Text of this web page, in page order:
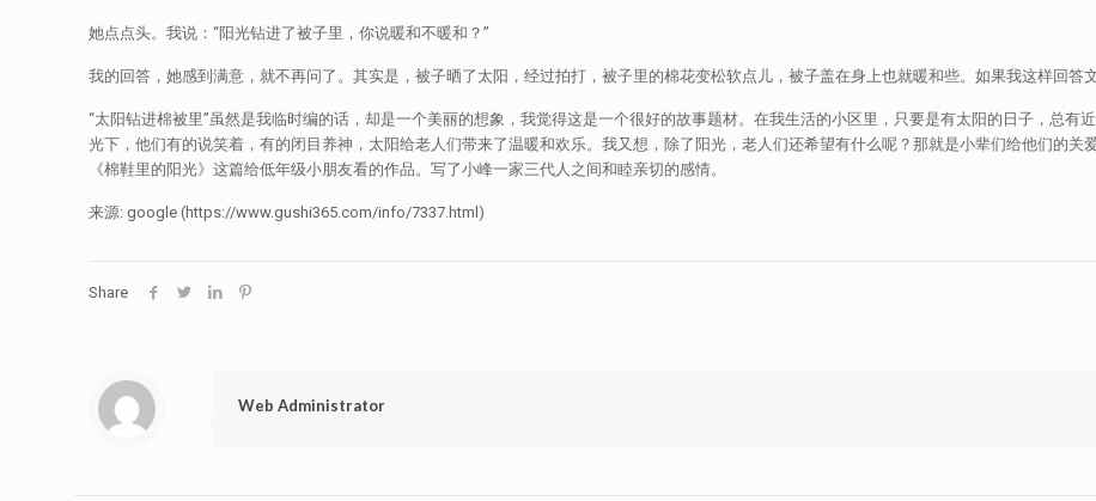
她点点头。我说：“阳光钻进了被子里，你说暖和不暖和？”
我的回答，她感到满意，就不再问了。其实是，被子晒了太阳，经过拍打，被子里的棉花变松软点儿，被子盖在身上也就暖和些。如果我这样回答
“太阳钻进棉被里”虽然是我临时编的话，却是一个美丽的想象，我觉得这是一个很好的故事题材。在我生活的小区里，只要是有太阳的日子，总有
光下，他们有的说笑着，有的闭目养神，太阳给老人们带来了温暖和欢乐。我又想，除了阳光，老人们还希望有什么呢？那就是小辈们给他们的关
《棉鞋里的阳光》这篇给低年级小朋友看的作品。写了小峰一家三代人之间和睦亲切的感情。
来源: google (https://www.gushi365.com/info/7337.html)
Share
Web Administrator